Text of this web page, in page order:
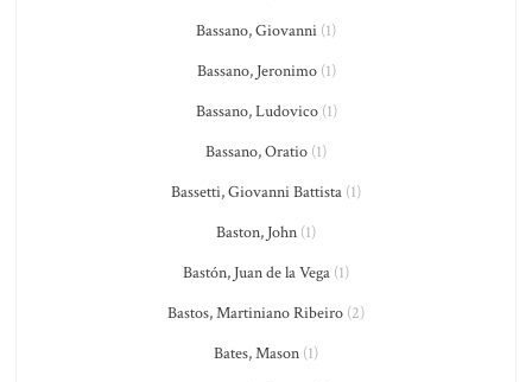
Bassano, Giovanni (1)
Bassano, Jeronimo(1)
Bassano, Ludovico(1)
Bassano, Oratio (1)
Bassetti, Giovanni Battista (1)
Baston, John (1)
Bastón, Juan de la Vega (1)
Bastos, Martiniano Ribeiro (2)
Bates, Mason (1)